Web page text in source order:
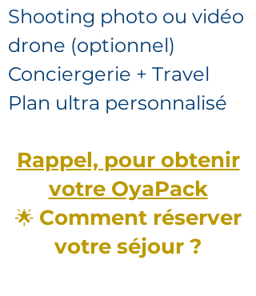
Shooting photo ou vidéo
drone (optionnel)
Conciergerie + Travel
Plan ultra personnalisé
Rappel, pour obtenir
votre OyaPack
🌟 Comment réserver
votre séjour ?